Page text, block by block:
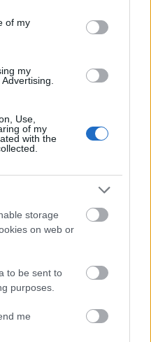
purposes in below Google
of my
my
Use,
of my
with the
storage
on web or
to be sent to
purposes.
me
közben nem nézik őket
tökéletes otthon
együtt lehetnek.”Mert
jelenti, hogy a
ésSarolta hercegnő
tanulnak